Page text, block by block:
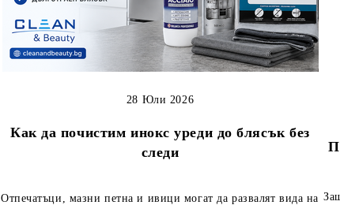
Как да почистим инокс уреди до блясък без
следи
28 Юли 2026
Отпечатъци, мазни петна и ивици могат да развалят вида на